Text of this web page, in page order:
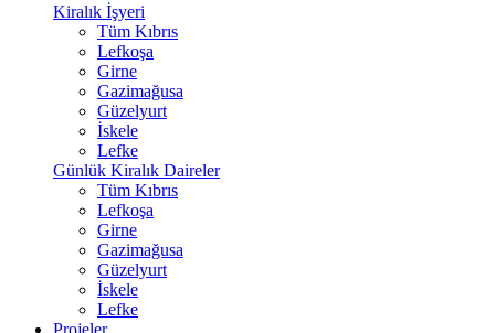
Kiralık İşyeri
Tüm Kıbrıs
Lefkoşa
Girne
Gazimağusa
Güzelyurt
İskele
Lefke
Günlük Kiralık Daireler
Tüm Kıbrıs
Lefkoşa
Girne
Gazimağusa
Güzelyurt
İskele
Lefke
Projeler